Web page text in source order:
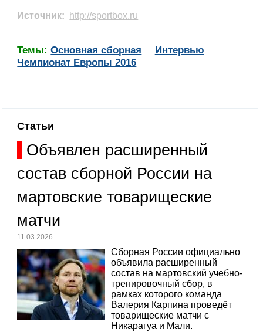
Источник: http://sportbox.ru
Темы:Основная сборная
Интервью
Чемпионат Европы 2016
Статьи
Объявлен расширенный
состав сборной России на
мартовские товарищеские
матчи
11.03.2026
Сборная России официально
объявила расширенный
состав на мартовский учебно-
тренировочный сбор, в
рамках которого команда
Валерия Карпина проведёт
товарищеские матчи с
Никарагуа и Мали.